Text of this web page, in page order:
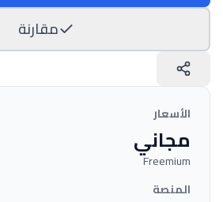
مقارنة
الأسعار
مجاني
Freemium
المنصة